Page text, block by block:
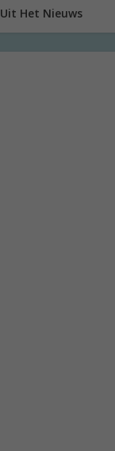
Uit Het Nieuws